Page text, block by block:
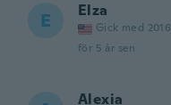
E Elza
Gick med 2016
för 5 år sen
Alexia